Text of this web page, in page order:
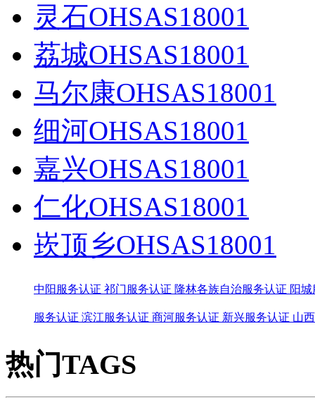
灵石OHSAS18001
荔城OHSAS18001
马尔康OHSAS18001
细河OHSAS18001
嘉兴OHSAS18001
仁化OHSAS18001
崁顶乡OHSAS18001
中阳服务认证 祁门服务认证 隆林各族自治服务认证 阳
服务认证 滨江服务认证 商河服务认证 新兴服务认证 山
热门TAGS